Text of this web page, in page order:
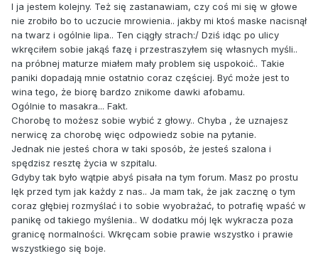
I ja jestem kolejny. Też się zastanawiam, czy coś mi się w głowe
nie zrobiło bo to uczucie mrowienia.. jakby mi ktoś maske nacisnął
na twarz i ogólnie lipa.. Ten ciągły strach:/ Dziś idąc po ulicy
wkręciłem sobie jakąś fazę i przestraszyłem się własnych myśli..
na próbnej maturze miałem mały problem się uspokoić.. Takie
paniki dopadają mnie ostatnio coraz częściej. Być może jest to
wina tego, że biorę bardzo znikome dawki afobamu.
Ogólnie to masakra... Fakt.
Chorobę to możesz sobie wybić z głowy.. Chyba , że uznajesz
nerwicę za chorobę więc odpowiedz sobie na pytanie.
Jednak nie jesteś chora w taki sposób, że jesteś szalona i
spędzisz resztę życia w szpitalu.
Gdyby tak było wątpie abyś pisała na tym forum. Masz po prostu
lęk przed tym jak każdy z nas.. Ja mam tak, że jak zacznę o tym
coraz głębiej rozmyślać i to sobie wyobrażać, to potrafię wpaść w
panikę od takiego myślenia.. W dodatku mój lęk wykracza poza
granicę normalności. Wkręcam sobie prawie wszystko i prawie
wszystkiego się boje.